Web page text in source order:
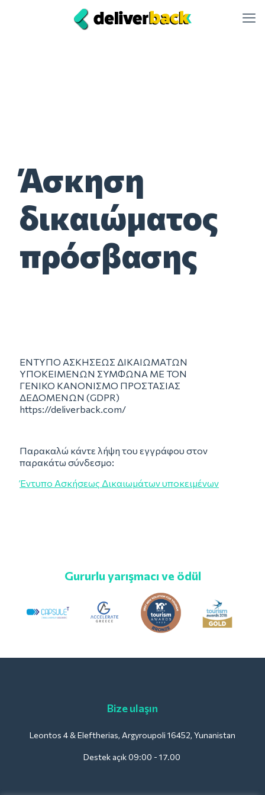
Άσκηση
δικαιώματος
πρόσβασης
ΕΝΤΥΠΟ ΑΣΚΗΣΕΩΣ ΔΙΚΑΙΩΜΑΤΩΝ
ΥΠΟΚΕΙΜΕΝΩΝ ΣΥΜΦΩΝΑ ΜΕ ΤΟΝ
ΓΕΝΙΚΟ ΚΑΝΟΝΙΣΜΟ ΠΡΟΣΤΑΣΙΑΣ
ΔΕΔΟΜΕΝΩΝ (GDPR)
https://deliverback.com/
Παρακαλώ κάντε λήψη του εγγράφου στον
παρακάτω σύνδεσμο:
Έντυπο Ασκήσεως Δικαιωμάτων υποκειμένων
Gururlu yarışmacı ve ödül
Bize ulaşın
Leontos 4 & Eleftherias, Argyroupoli 16452, Yunanistan
Destek açık 09:00 - 17.00